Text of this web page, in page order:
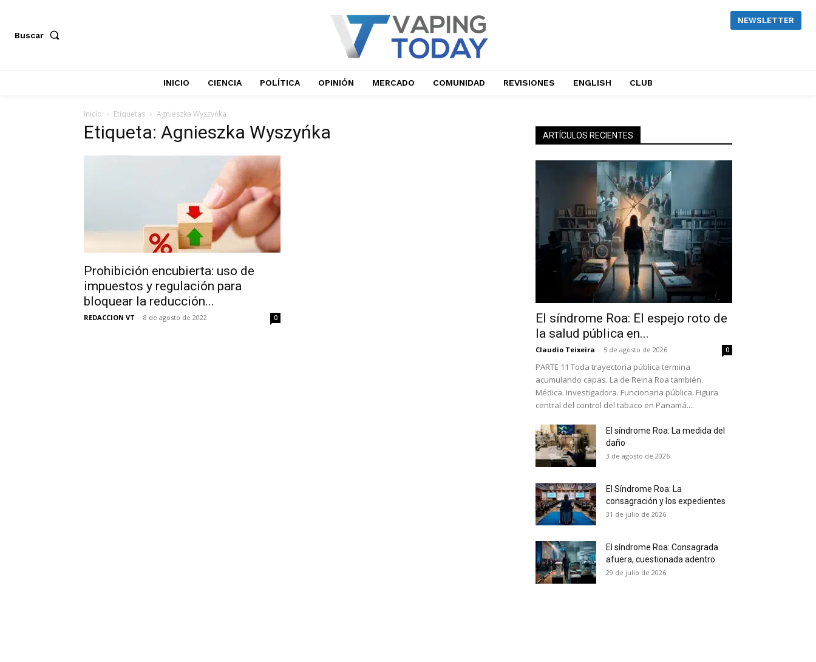
No te pierdas de las últimas
Suscríbete a nuestro boletín diario y recibe todas las
noticias del vapeo y la reducción de daños en tu correo
Subscribe to our daily clipping and receive all the news
of vaping and tobacco harm reduction in your email.
Buscar
NEWSLETTER
INICIO CIENCIA POLÍTICA OPINIÓN MERCADO COMUNIDAD REVISIONES ENGLISH CLUB
Inicio Etiquetas Agnieszka Wyszyńka
Etiqueta: Agnieszka Wyszyńka
Prohibición encubierta: uso de
impuestos y regulación para
bloquear la reducción...
REDACCION VT - 8 de agosto de 2022 0
ARTÍCULOS RECIENTES
El síndrome Roa: El espejo roto de
la salud pública en...
Claudio Teixeira - 5 de agosto de 2026 0
PARTE 11 Toda trayectoria pública termina
acumulando capas. La de Reina Roa también.
Médica. Investigadora. Funcionaria pública. Figura
central del control del tabaco en Panamá....
El síndrome Roa: La medida del
daño
3 de agosto de 2026
El Síndrome Roa: La
consagración y los expedientes
31 de julio de 2026
El síndrome Roa: Consagrada
afuera, cuestionada adentro
29 de julio de 2026